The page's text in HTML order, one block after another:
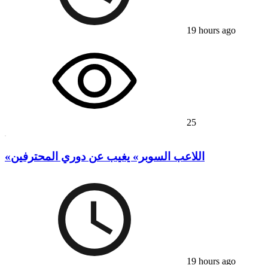
19 hours ago
25
«اللاعب السوبر» يغيب عن دوري المحترفين
19 hours ago